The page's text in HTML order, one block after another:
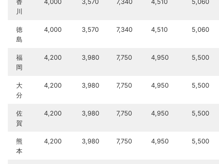
川
徳
島
4,000 3,570 7,340 4,510 5,060
福
岡
4,200 3,980 7,750 4,950 5,500
大
分
4,200 3,980 7,750 4,950 5,500
佐
賀
4,200 3,980 7,750 4,950 5,500
熊
本
4,200 3,980 7,750 4,950 5,500